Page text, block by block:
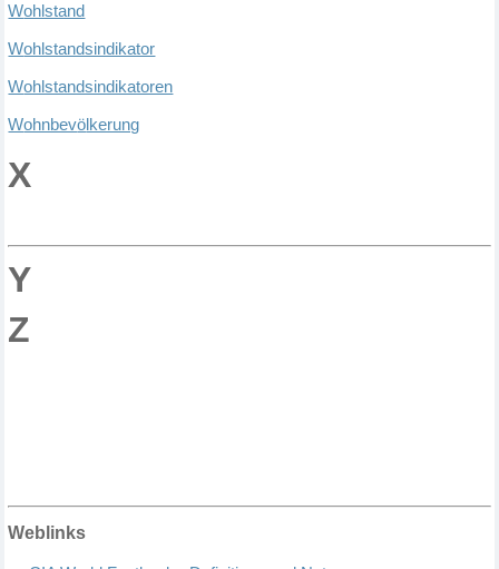
Wohlstand
Wohlstandsindikator
Wohlstandsindikatoren
Wohnbevö lkerung
X
Y
Z
Weblinks